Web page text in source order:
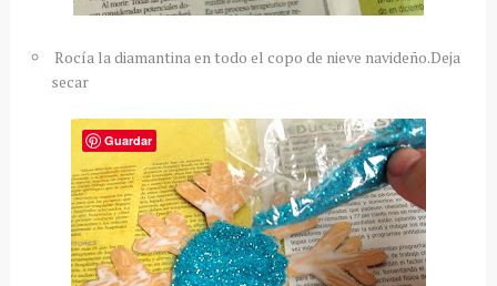
Rocía la diamantina en todo el copo de nieve navideño.Deja
secar
Guardar